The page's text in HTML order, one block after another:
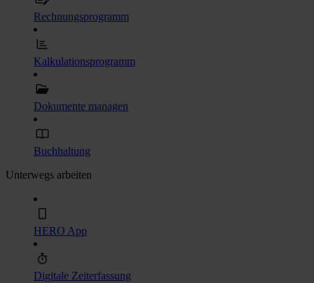
Rechnungsprogramm
Kalkulationsprogramm
Dokumente managen
Buchhaltung
Unterwegs arbeiten
HERO App
Digitale Zeiterfassung